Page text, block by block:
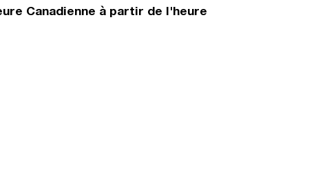
Canadienne à partir de l'heure